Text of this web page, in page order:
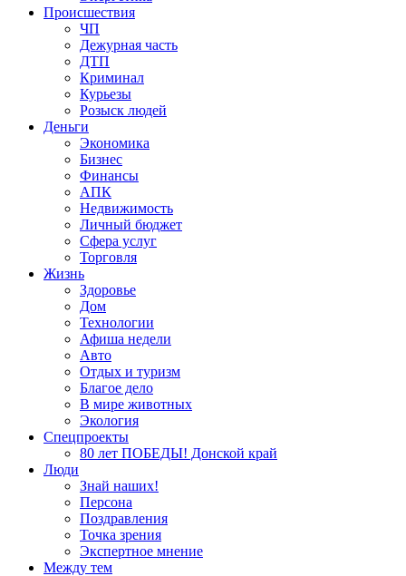
Происшествия
ЧП
Дежурная часть
ДТП
Криминал
Курьезы
Розыск людей
Деньги
Экономика
Бизнес
Финансы
АПК
Недвижимость
Личный бюджет
Сфера услуг
Торговля
Жизнь
Здоровье
Дом
Технологии
Афиша недели
Авто
Отдых и туризм
Благое дело
В мире животных
Экология
Спецпроекты
80 лет ПОБЕДЫ! Донской край
Люди
Знай наших!
Персона
Поздравления
Точка зрения
Экспертное мнение
Между тем